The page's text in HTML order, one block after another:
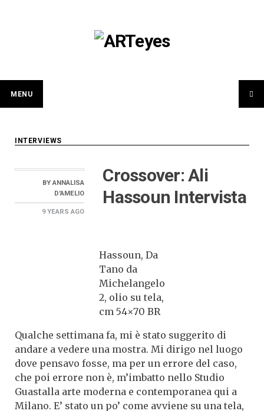
MENU
INTERVIEWS
BYANNALISA
D'AMELIO
9 YEARS AGO
Crossover: Ali
Hassoun Intervista
Hassoun, Da
Tano da
Michelangelo
2, olio su tela,
cm 54×70 BR
Qualche settimana fa, mi è stato suggerito di
andare a vedere una mostra. Mi dirigo nel luogo
dove pensavo fosse, ma per un errore del caso,
che poi errore non è, m’imbatto nello Studio
Guastalla arte moderna e contemporanea qui a
Milano. E’ stato un po’ come avviene su una tela,